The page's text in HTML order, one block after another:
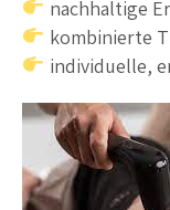
nachhaltige
kombinierte
individuelle,